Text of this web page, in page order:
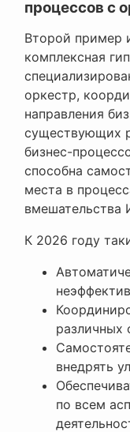
процессов с
Второй пример
комплексная
оркестр,
направления
существующих
бизнес-
способна
места в
вмешательства
К 2026 году
различных
внедрять
по всем